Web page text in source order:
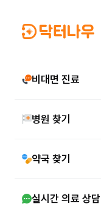
비대면 진료
병원 찾기
약국 찾기
실시간 의료 상담